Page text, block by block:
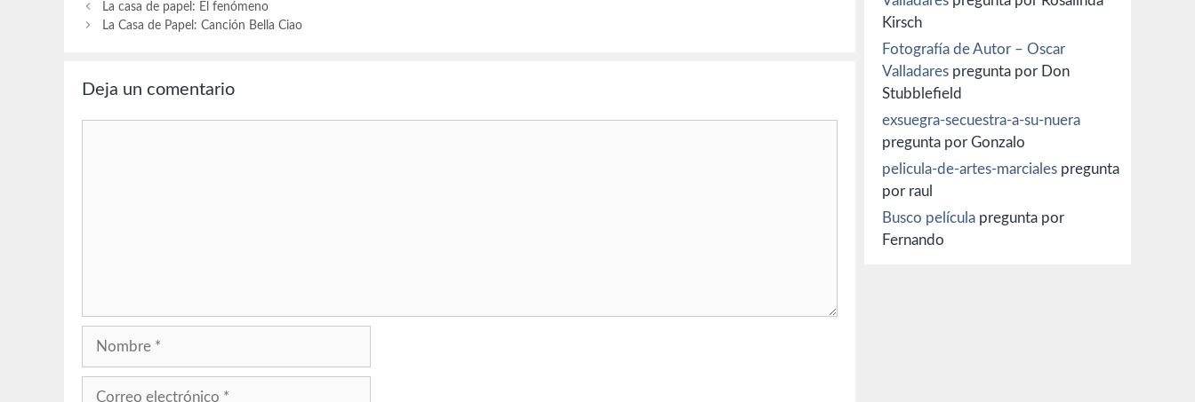
La casa de papel: El fenómeno
La Casa de Papel: Canción Bella Ciao
Deja un comentario
Kirsch
Fotografía de Autor – Oscar
Valladares pregunta por Don
Stubblefield
exsuegra-secuestra-a-su-nuera
pregunta por Gonzalo
pelicula-de-artes-marciales pregunta
por raul
Busco película pregunta por
Fernando